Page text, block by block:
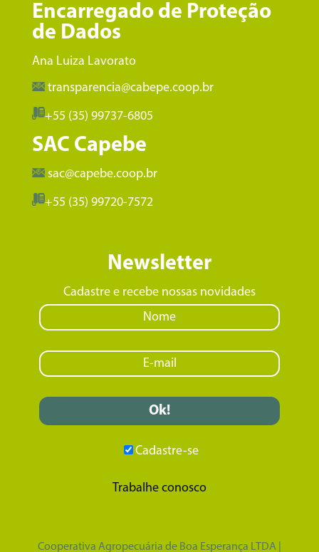
Encarregado de Proteção
de Dados
Ana Luiza Lavorato
transparencia@cabepe.coop.br
+55 (35) 99737-6805
SAC Capebe
sac@capebe.coop.br
+55 (35) 99720-7572
Newsletter
Cadastre e recebe nossas novidades
Cadastre-se
Trabalhe conosco
Cooperativa Agropecuária de Boa Esperança LTDA |